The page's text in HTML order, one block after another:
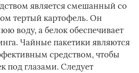
является смешанный со
тертый картофель. Он
воду, а белок обеспечивает
Чайные пакетики являются
средством, чтобы
под глазами. Следует